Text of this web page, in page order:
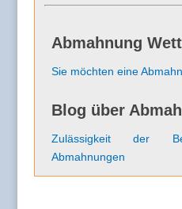
Abmahnung
Sie möchten eine
Blog über
Zulässigkeit der
Abmahnungen